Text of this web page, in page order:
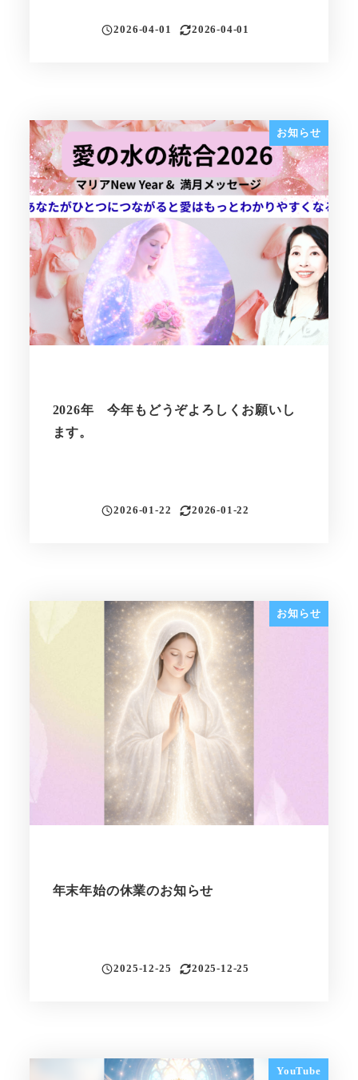
投稿日
2026-04-01
更新日
2026-04-01
お知らせ
2026年 今年もどうぞよろしくお願いし
ます。
投稿日
2026-01-22
更新日
2026-01-22
お知らせ
年末年始の休業のお知らせ
投稿日
2025-12-25
更新日
2025-12-25
YouTube